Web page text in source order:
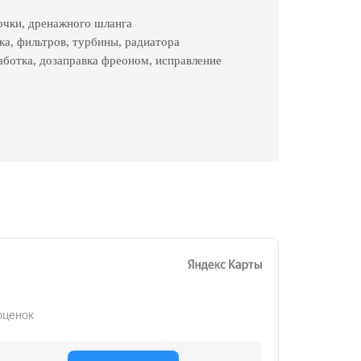
дренажного шланга
фильтров, турбины, радиатора
дозаправка фреоном, исправление